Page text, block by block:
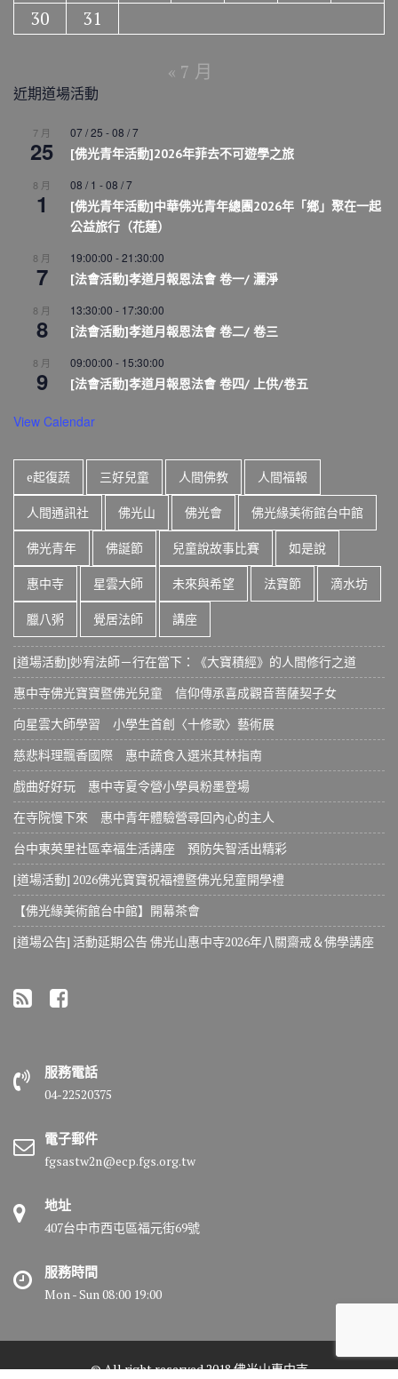
30
31
« 7 月
近期道場活動
7 月
25
07 / 25 -08 / 7
[佛光青年活動]2026年菲去不可遊學之旅
8 月
1
08 / 1 -08 / 7
[佛光青年活動]中華佛光青年總團2026年「鄉」聚在一起
公益旅行（花蓮）
8 月
7
19:00:00 -21:30:00
[法會活動]孝道月報恩法會 卷一/ 灑淨
8 月
8
13:30:00 - 17:30:00
[法會活動]孝道月報恩法會 卷二/ 卷三
8 月
9
09:00:00 - 15:30:00
[法會活動]孝道月報恩法會 卷四/ 上供/卷五
View Calendar
e起復蔬 三好兒童 人間佛教 人間福報
人間通訊社 佛光山 佛光會 佛光緣美術館台中館
佛光青年 佛誕節 兒童說故事比賽 如是說
惠中寺 星雲大師 未來與希望 法寶節 滴水坊
臘八粥 覺居法師 講座
[道場活動]妙宥法師－行在當下：《大寶積經》的人間修行之道
惠中寺佛光寶寶暨佛光兒童 信仰傳承喜成觀音菩薩契子女
向星雲大師學習 小學生首創〈十修歌〉藝術展
慈悲料理飄香國際 惠中蔬食入選米其林指南
戲曲好好玩 惠中寺夏令營小學員粉墨登場
在寺院慢下來 惠中青年體驗營尋回內心的主人
台中東英里社區幸福生活講座 預防失智活出精彩
[道場活動] 2026佛光寶寶祝福禮暨佛光兒童開學禮
【佛光緣美術館台中館】開幕茶會
[道場公告] 活動延期公告 佛光山惠中寺2026年八關齋戒＆佛學講座
服務電話
04-22520375
電子郵件
fgsastw2n@ecp.fgs.org.tw
地址
407台中市西屯區福元街69號
服務時間
Mon - Sun 08:00 19:00
© All right reserved 2018 佛光山惠中寺